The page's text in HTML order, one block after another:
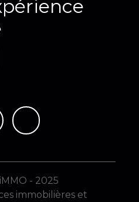
- 2025
immobilières et